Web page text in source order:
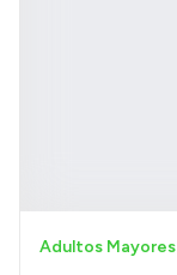
Adultos Mayores